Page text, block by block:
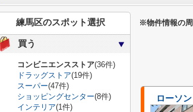
※物件情報の周
ローソ
練馬区のスポット選択
買う
コンビニエンスストア(36件)
ドラッグストア(19件)
スーパー(47件)
ショッピングセンター(8件)
インテリア(1件)